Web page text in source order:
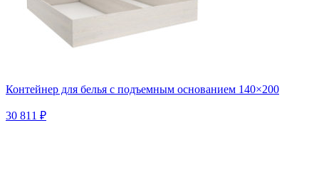
Контейнер для белья с подъемным основанием 140×200
30 811 ₽